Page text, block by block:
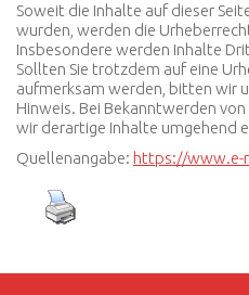
Soweit die Inhalte auf dieser
wurden, werden die
Insbesondere werden Inhalte
Sollten Sie trotzdem auf eine
aufmerksam werden, bitten wir
Hinweis. Bei Bekanntwerden
wir derartige Inhalte umgehend
Quellenangabe: https://www.e-